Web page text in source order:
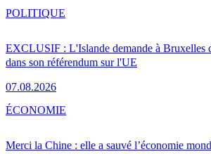
EXCLUSIF : L'Islande demande à Bruxelles
dans son référendum sur l'UE
07.08.2026
POLITIQUE
Merci la Chine : elle a sauvé l’économie
ÉCONOMIE